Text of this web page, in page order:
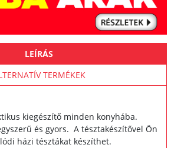
LEÍRÁS
TERMÉKEK
kiegészítő minden konyhába.
és gyors. A tésztakészítővel Ön
házi tésztákat készíthet.